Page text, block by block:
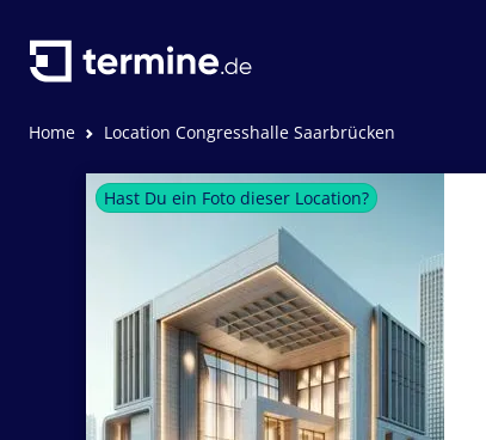
Home Location Congresshalle Saarbrücken
Hast Du ein Foto dieser Location?